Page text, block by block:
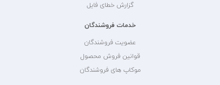
گزارش خطای فایل
خدمات فروشندگان
عضویت فروشندگان
قوانین فروش محصول
موکاپ های فروشندگان